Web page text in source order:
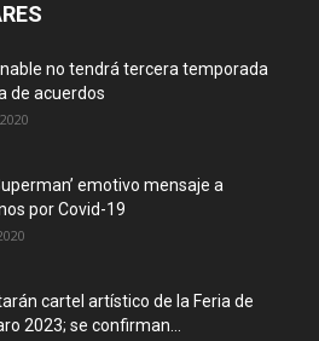
no tendrá tercera temporada
de acuerdos
emotivo mensaje a
por Covid-19
cartel artístico de la Feria de
2023; se confirman...